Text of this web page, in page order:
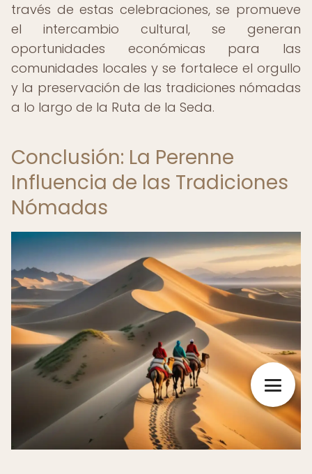
través de estas celebraciones, se promueve
el intercambio cultural, se generan
oportunidades económicas para las
comunidades locales y se fortalece el orgullo
y la preservación de las tradiciones nómadas
a lo largo de la Ruta de la Seda.
Conclusión: La Perenne
Influencia de las Tradiciones
Nómadas